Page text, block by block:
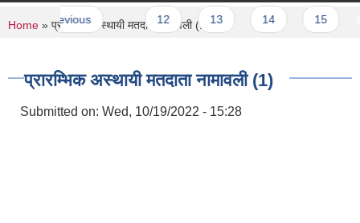
‹ previous … 12 13
You are here
Home » प्रारम्भिक अस्थायी मतदाता नामावली (1)
प्रारम्भिक अस्थायी मतदाता नामावली (1)
Submitted on: Wed, 10/19/2022 - 15:28